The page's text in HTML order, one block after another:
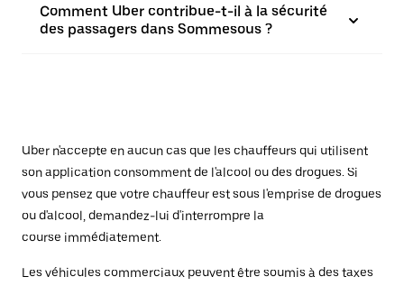
Comment Uber contribue-t-il à la sécurité
des passagers dans Sommesous ?
Uber n'accepte en aucun cas que les chauffeurs qui utilisent
son application consomment de l'alcool ou des drogues. Si
vous pensez que votre chauffeur est sous l'emprise de drogues
ou d'alcool, demandez-lui d'interrompre la
course immédiatement.
Les véhicules commerciaux peuvent être soumis à des taxes